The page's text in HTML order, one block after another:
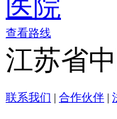
查看路线
江苏省
联系我们 | 合作伙伴 |